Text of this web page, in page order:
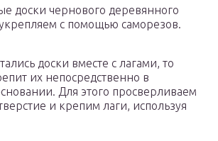
доски чернового деревянного
с помощью саморезов.
доски вместе с лагами, то
их непосредственно в
Для этого просверливаем
и крепим лаги, используя